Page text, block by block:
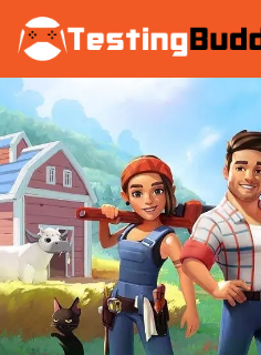
Zum Hauptinhalt springen